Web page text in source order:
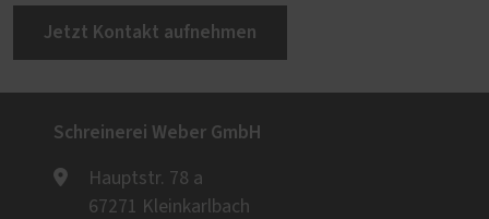
Jetzt Kontakt aufnehmen
Schreinerei Weber GmbH
Hauptstr. 78 a
67271 Kleinkarlbach